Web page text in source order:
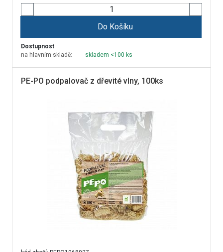
Do Košíku
Dostupnost
na hlavním skladě:
skladem <100 ks
PE-PO podpalovač z dřevité vlny, 100ks